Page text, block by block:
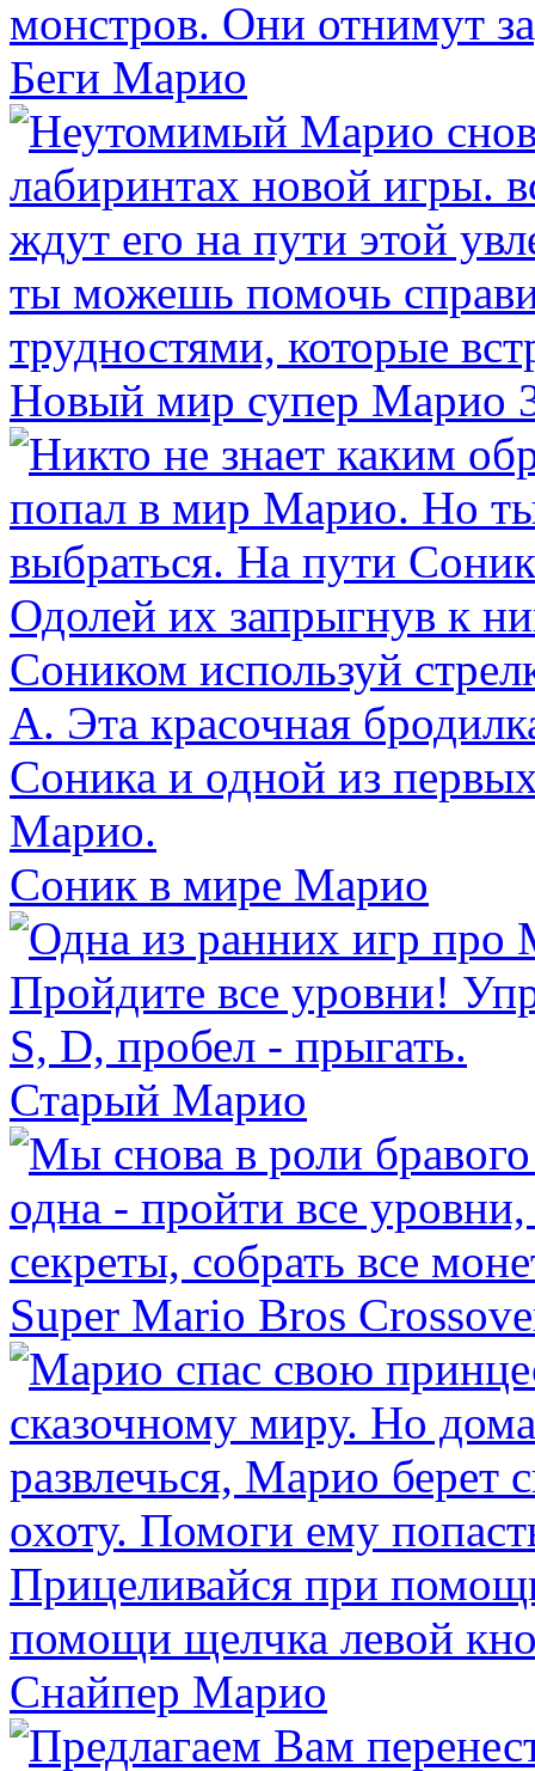
Беги Марио
Новый мир супер Марио
Соник в мире Марио
Старый Марио
Super Mario Bros
Снайпер Марио